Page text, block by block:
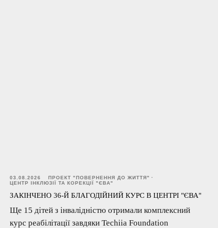
03.08.2026
ПРОЕКТ "ПОВЕРНЕННЯ ДО ЖИТТЯ"
ЦЕНТР ІНКЛЮЗІЇ ТА КОРЕКЦІЇ "ЄВА"
ЗАКІНЧЕНО 36-Й БЛАГОДІЙНИЙ КУРС В ЦЕНТРІ "ЄВА"
Ще 15 дітей з інвалідністю отримали комплексний
курс реабілітації завдяки Techiia Foundation